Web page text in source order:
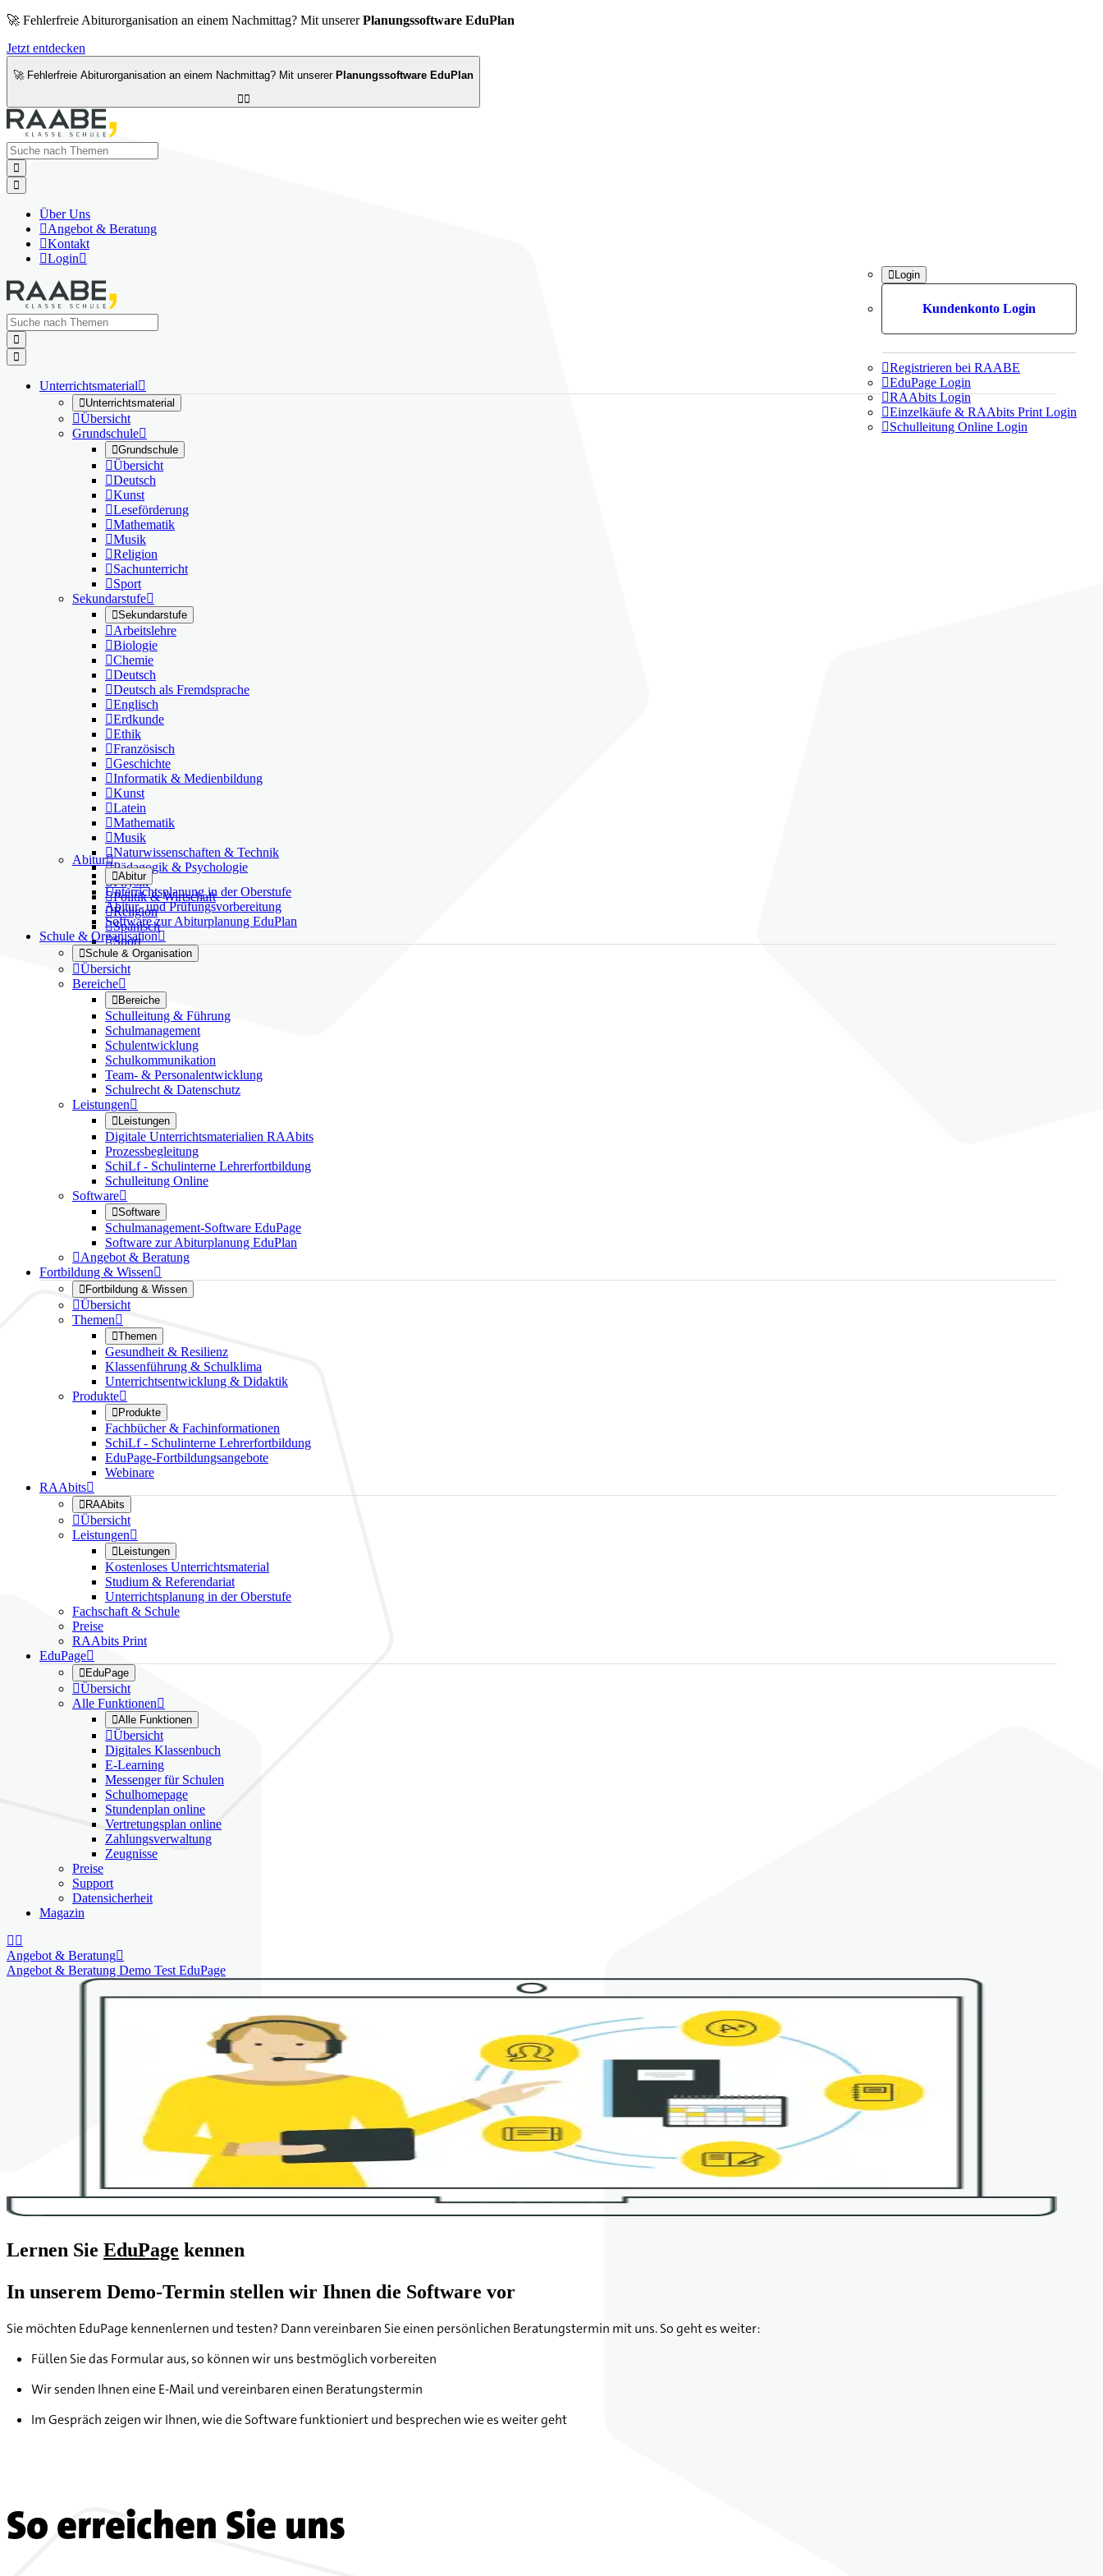
🚀 Fehlerfreie Abiturorganisation an einem Nachmittag? Mit unsererPlanungssoftware EduPlan
Jetzt entdecken
🚀 Fehlerfreie Abiturorganisation an einem Nachmittag? Mit unserer Planungssoftware EduPlan



Über Uns
Angebot & Beratung
Kontakt
Login
Login
Kundenkonto Login
Registrieren bei RAABE
EduPage Login
RAAbits Login
Einzelkäufe & RAAbits Print Login
Schulleitung Online Login


Unterrichtsmaterial
Unterrichtsmaterial
Übersicht
Grundschule
Grundschule
Übersicht
Deutsch
Kunst
Leseförderung
Mathematik
Musik
Religion
Sachunterricht
Sport
Sekundarstufe
Sekundarstufe
Arbeitslehre
Biologie
Chemie
Deutsch
Deutsch als Fremdsprache
Englisch
Erdkunde
Ethik
Französisch
Geschichte
Informatik & Medienbildung
Kunst
Latein
Mathematik
Musik
Naturwissenschaften & Technik
Pädagogik & Psychologie
Physik
Politik & Wirtschaft
Religion
Spanisch
Sport
Abitur
Abitur
Unterrichtsplanung in der Oberstufe
Abitur- und Prüfungsvorbereitung
Software zur Abiturplanung EduPlan
Schule & Organisation
Schule & Organisation
Übersicht
Bereiche
Bereiche
Schulleitung & Führung
Schulmanagement
Schulentwicklung
Schulkommunikation
Team- & Personalentwicklung
Schulrecht & Datenschutz
Leistungen
Leistungen
Digitale Unterrichtsmaterialien RAAbits
Prozessbegleitung
SchiLf - Schulinterne Lehrerfortbildung
Schulleitung Online
Software
Software
Schulmanagement-Software EduPage
Software zur Abiturplanung EduPlan
Angebot & Beratung
Fortbildung & Wissen
Fortbildung & Wissen
Übersicht
Themen
Themen
Gesundheit & Resilienz
Klassenführung & Schulklima
Unterrichtsentwicklung & Didaktik
Produkte
Produkte
Fachbücher & Fachinformationen
SchiLf - Schulinterne Lehrerfortbildung
EduPage-Fortbildungsangebote
Webinare
RAAbits
RAAbits
Übersicht
Leistungen
Leistungen
Kostenloses Unterrichtsmaterial
Studium & Referendariat
Unterrichtsplanung in der Oberstufe
Fachschaft & Schule
Preise
RAAbits Print
EduPage
EduPage
Übersicht
Alle Funktionen
Alle Funktionen
Übersicht
Digitales Klassenbuch
E-Learning
Messenger für Schulen
Schulhomepage
Stundenplan online
Vertretungsplan online
Zahlungsverwaltung
Zeugnisse
Preise
Support
Datensicherheit
Magazin
 
Angebot & Beratung
Angebot & Beratung Demo Test EduPage
Lernen Sie EduPage kennen
In unserem Demo-Termin stellen wir Ihnen die Software vor
Sie möchten EduPage kennenlernen und testen? Dann vereinbaren Sie einen persönlichen Beratungstermin mit uns. So geht es weiter:
Füllen Sie das Formular aus, so können wir uns bestmöglich vorbereiten
Wir senden Ihnen eine E-Mail und vereinbaren einen Beratungstermin
Im Gespräch zeigen wir Ihnen, wie die Software funktioniert und besprechen wie es weiter geht
So erreichen Sie uns